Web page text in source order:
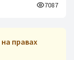
7087
правах